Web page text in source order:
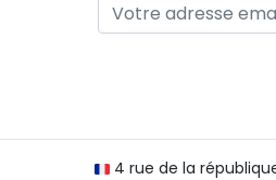
4 rue de la